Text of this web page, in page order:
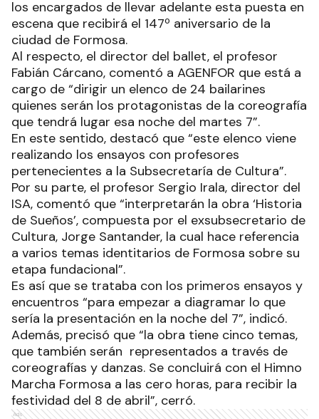
los encargados de llevar adelante esta puesta en
escena que recibirá el 147º aniversario de la
ciudad de Formosa.
Al respecto, el director del ballet, el profesor
Fabián Cárcano, comentó a AGENFOR que está a
cargo de “dirigir un elenco de 24 bailarines
quienes serán los protagonistas de la coreografía
que tendrá lugar esa noche del martes 7”.
En este sentido, destacó que “este elenco viene
realizando los ensayos con profesores
pertenecientes a la Subsecretaría de Cultura”.
Por su parte, el profesor Sergio Irala, director del
ISA, comentó que “interpretarán la obra ‘Historia
de Sueños’, compuesta por el exsubsecretario de
Cultura, Jorge Santander, la cual hace referencia
a varios temas identitarios de Formosa sobre su
etapa fundacional”.
Es así que se trataba con los primeros ensayos y
encuentros “para empezar a diagramar lo que
sería la presentación en la noche del 7”, indicó.
Además, precisó que “la obra tiene cinco temas,
que también serán representados a través de
coreografías y danzas. Se concluirá con el Himno
Marcha Formosa a las cero horas, para recibir la
festividad del 8 de abril”, cerró.
Ads